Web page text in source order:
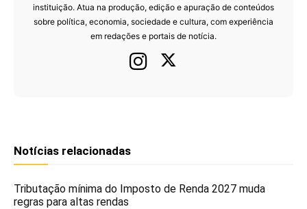
instituição. Atua na produção, edição e apuração de conteúdos
sobre política, economia, sociedade e cultura, com experiência
em redações e portais de notícia.
Notícias relacionadas
Tributação mínima do Imposto de Renda 2027 muda
regras para altas rendas